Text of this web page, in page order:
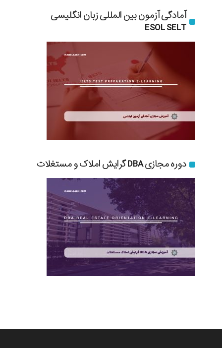
آمادگی آزمون بین المللی زبان انگلیسی
ESOL SELT
دوره مجازی DBA گرایش املاک و مستغلات